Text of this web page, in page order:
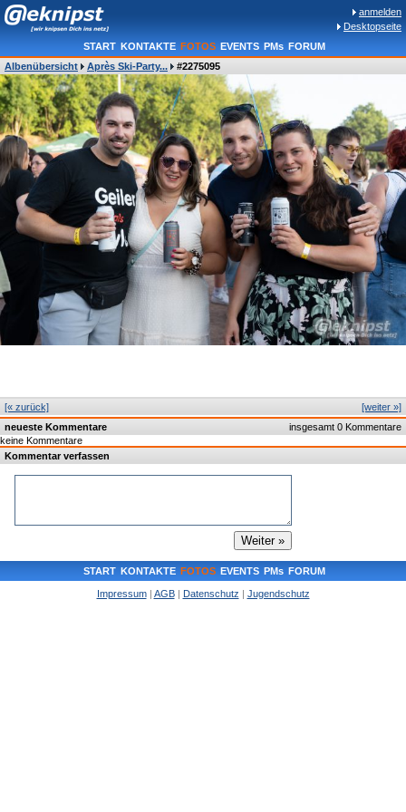
anmelden
Desktopseite
START KONTAKTE FOTOS EVENTS PMs FORUM
Albenübersicht
Après Ski-Party... #2275095
[weiter »]
[« zurück]
insgesamt 0 Kommentare
neueste Kommentare
keine Kommentare
Kommentar verfassen
START KONTAKTE FOTOS EVENTS PMs FORUM
Impressum| AGB| Datenschutz | Jugendschutz